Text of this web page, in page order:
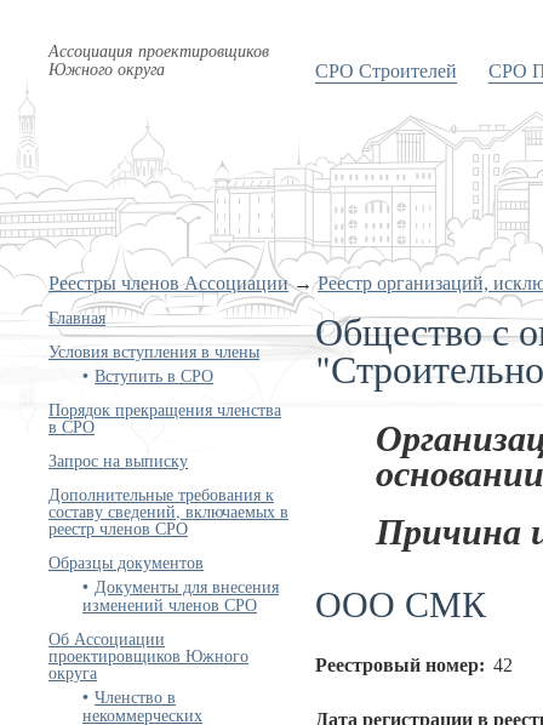
Ассоциация проектировщиков
Южного округа СРО Строителей СРО
Реестры членов Ассоциации→Реестр организаций,
Главная
Условия вступления в члены
Вступить в СРО
Порядок прекращения членства
в СРО
Запрос на выписку
Дополнительные требования к
составу сведений, включаемых в
реестр членов СРО
Образцы документов
Документы для внесения
изменений членов СРО
Об Ассоциации
проектировщиков Южного
округа
Членство в
некоммерческих
Общество с
Причина
ООО СМК
Реестровый номер: 42
Дата регистрации в